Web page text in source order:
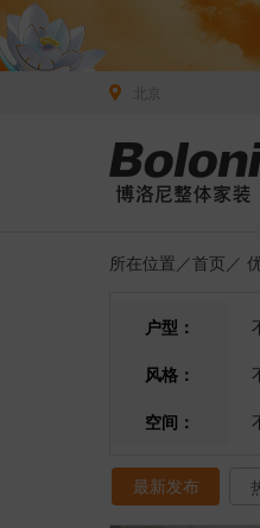
所在位置／首页 ／
户型：
风格：
空间：
最新发布